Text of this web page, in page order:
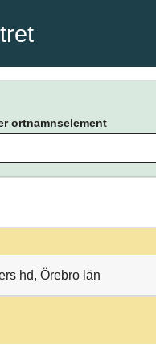
ortnamnselement
hd, Örebro län